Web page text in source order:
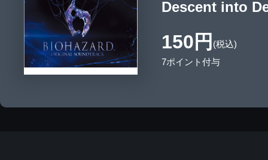
Descent into
150円 (税込)
7ポイント付与